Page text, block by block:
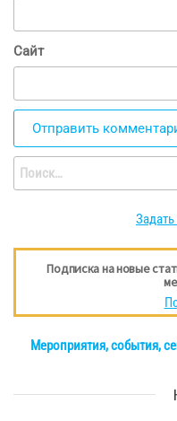
Сайт
Найти:
Подписка на новые
Мероприятия, события,